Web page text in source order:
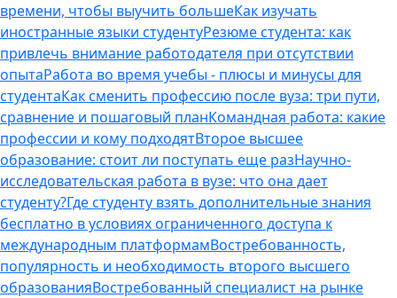
времени, чтобы выучить большеКак изучать
иностранные языки студентуРезюме студента: как
привлечь внимание работодателя при отсутствии
опытаРабота во время учебы - плюсы и минусы для
студентаКак сменить профессию после вуза: три пути,
сравнение и пошаговый планКомандная работа: какие
профессии и кому подходятВторое высшее
образование: стоит ли поступать еще разНаучно-
исследовательская работа в вузе: что она дает
студенту?Где студенту взять дополнительные знания
бесплатно в условиях ограниченного доступа к
международным платформамВостребованность,
популярность и необходимость второго высшего
образованияВостребованный специалист на рынке